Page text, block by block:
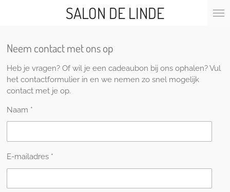
de
hoofdinhoud
SALON DE LINDE
Neem contact met ons op
Heb je vragen? Of wil je een cadeaubon bij ons ophalen? Vul
het contactformulier in en we nemen zo snel mogelijk
contact met je op.
Naam *
E-mailadres *